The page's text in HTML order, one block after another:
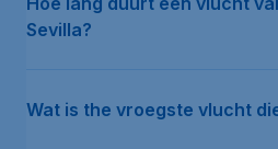
Sevilla?
Wat is the vroegste vlucht